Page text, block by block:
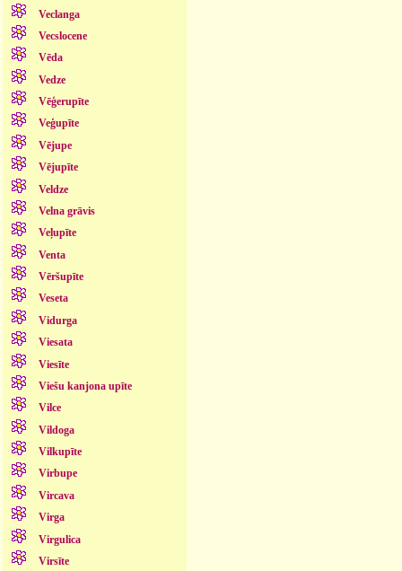
Veclanga
Vecslocene
Vēda
Vedze
Vēģerupīte
Veģupīte
Vējupe
Vējupīte
Veldze
Velna grāvis
Veļupīte
Venta
Vēršupīte
Veseta
Vidurga
Viesata
Viesīte
Viešu kanjona upīte
Vilce
Vildoga
Vilkupīte
Virbupe
Vircava
Virga
Virgulica
Virsīte